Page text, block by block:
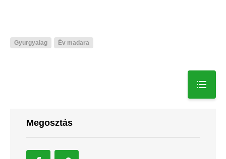
Gyurgyalag Év madara
Megosztás